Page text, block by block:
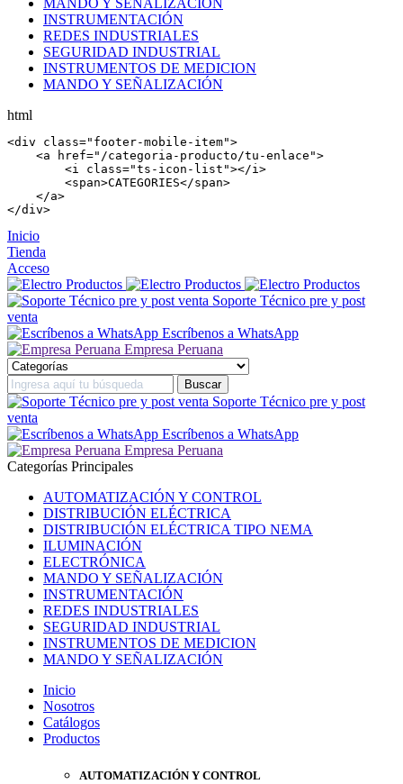
INSTRUMENTACIÓN
REDES INDUSTRIALES
SEGURIDAD INDUSTRIAL
INSTRUMENTOS DE MEDICION
MANDO Y SEÑALIZACIÓN
html
<div class="footer-mobile-item">
    <
a href="/categoria-producto/tu-enlace">
        <
i class="ts-icon-list"></i >
        <
span>CATEGORIES</span>
    </
a>
</div>
Inicio
Tienda
Acceso
Soporte Técnico pre y post
venta
Escríbenos a WhatsApp
Empresa Peruana
Soporte Técnico pre y post
venta
Escríbenos a WhatsApp
Empresa Peruana
Categorías Principales
AUTOMATIZACIÓN Y CONTROL
DISTRIBUCIÓN ELÉCTRICA
DISTRIBUCIÓN ELÉCTRICA TIPO NEMA
ILUMINACIÓN
ELECTRÓNICA
MANDO Y SEÑALIZACIÓN
INSTRUMENTACIÓN
REDES INDUSTRIALES
SEGURIDAD INDUSTRIAL
INSTRUMENTOS DE MEDICION
MANDO Y SEÑALIZACIÓN
Inicio
Nosotros
Catálogos
Productos
AUTOMATIZACIÓN Y CONTROL